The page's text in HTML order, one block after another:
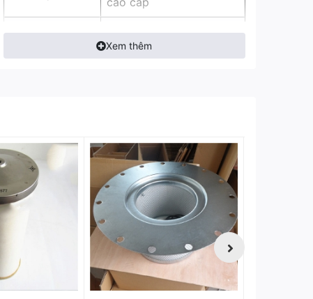
Lưu lượng khí 15-360 m /phút
Độ tinh lọc 0.1 ~ 1 Micron
Tuổi thọ 4000 → max 6000 giờ
Hiệu quả lọc 99.9%
Xem thêm